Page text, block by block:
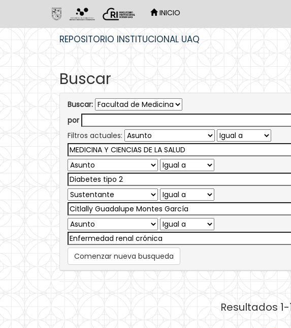
INICIO
REPOSITORIO INSTITUCIONAL UAQ
Buscar
Buscar:
por
Filtros actuales:
Comenzar nueva busqueda
Resultados 1-